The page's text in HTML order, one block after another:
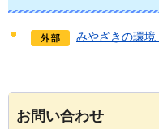
みやざきの環境
お問い合わせ